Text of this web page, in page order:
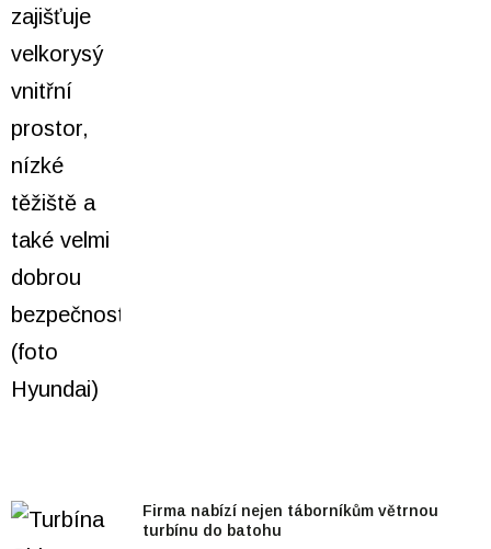
Firma nabízí nejen táborníkům větrnou
turbínu do batohu